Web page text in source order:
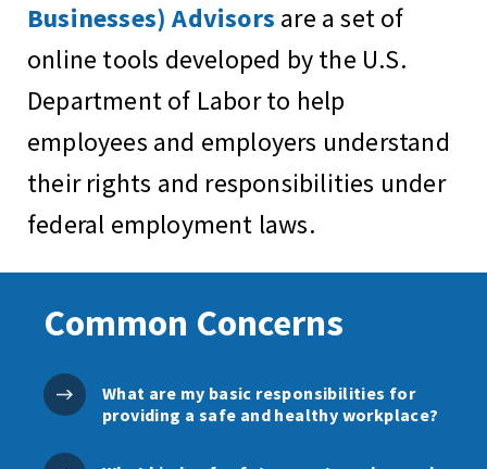
Businesses) Advisors are a set of
online tools developed by the U.S.
Department of Labor to help
employees and employers understand
their rights and responsibilities under
federal employment laws.
Common Concerns
What are my basic responsibilities for
providing a safe and healthy workplace?